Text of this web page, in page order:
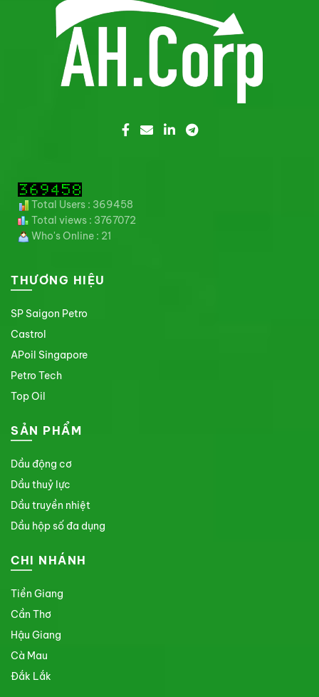
Total Users : 369458
Total views : 3767072
Who's Online : 21
THƯƠNG HIỆU
SP Saigon Petro
Castrol
APoil Singapore
Petro Tech
Top Oil
SẢN PHẨM
Dầu động cơ
Dầu thuỷ lực
Dầu truyền nhiệt
Dầu hộp số đa dụng
CHI NHÁNH
Tiền Giang
Cần Thơ
Hậu Giang
Cà Mau
Đắk Lắk